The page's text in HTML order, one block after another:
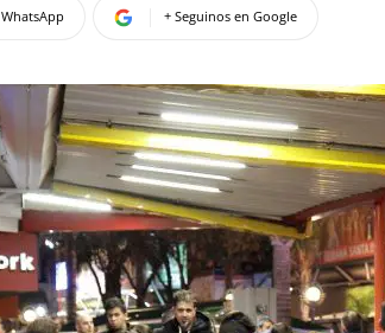
WhatsApp + Seguinos en Google